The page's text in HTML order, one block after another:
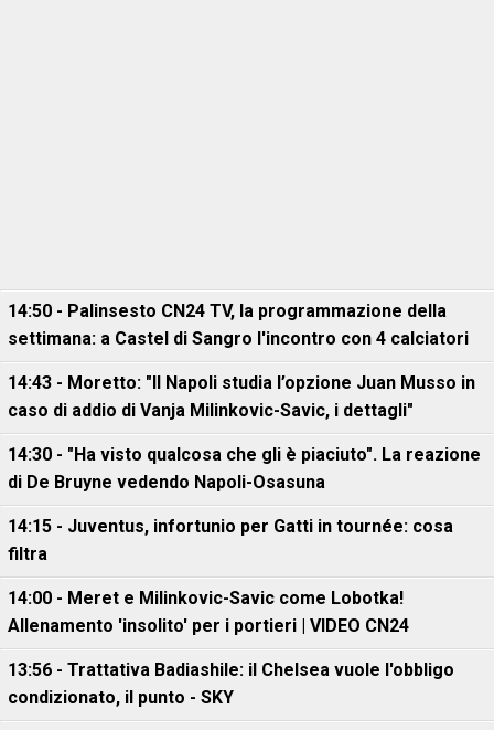
14:50 - Palinsesto CN24 TV, la programmazione della
settimana: a Castel di Sangro l'incontro con 4 calciatori
14:43 - Moretto: "Il Napoli studia l’opzione Juan Musso in
caso di addio di Vanja Milinkovic-Savic, i dettagli"
14:30 - "Ha visto qualcosa che gli è piaciuto". La reazione
di De Bruyne vedendo Napoli-Osasuna
14:15 - Juventus, infortunio per Gatti in tournée: cosa
filtra
14:00 - Meret e Milinkovic-Savic come Lobotka!
Allenamento 'insolito' per i portieri | VIDEO CN24
13:56 - Trattativa Badiashile: il Chelsea vuole l'obbligo
condizionato, il punto - SKY